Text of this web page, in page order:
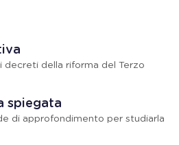
decreti della riforma del Terzo
spiegata
di approfondimento per studiarla